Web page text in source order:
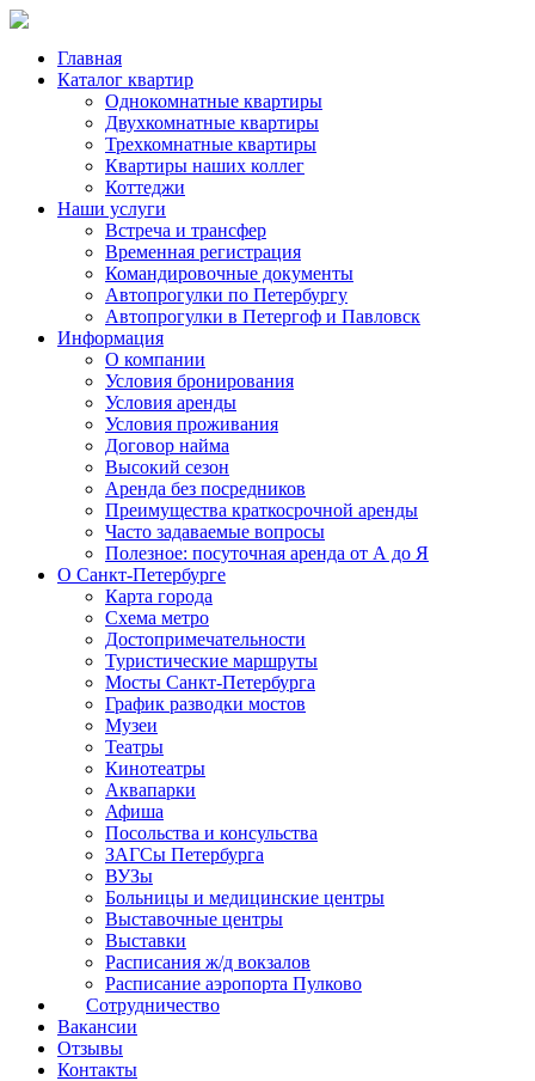
Главная
Каталог квартир
Однокомнатные квартиры
Двухкомнатные квартиры
Трехкомнатные квартиры
Квартиры наших коллег
Коттеджи
Наши услуги
Встреча и трансфер
Временная регистрация
Командировочные документы
Автопрогулки по Петербургу
Автопрогулки в Петергоф и Павловск
Информация
О компании
Условия бронирования
Условия аренды
Условия проживания
Договор найма
Высокий сезон
Аренда без посредников
Преимущества краткосрочной аренды
Часто задаваемые вопросы
Полезное: посуточная аренда от А до Я
О Санкт-Петербурге
Карта города
Схема метро
Достопримечательности
Туристические маршруты
Мосты Санкт-Петербурга
График разводки мостов
Музеи
Театры
Кинотеатры
Аквапарки
Афиша
Посольства и консульства
ЗАГСы Петербурга
ВУЗы
Больницы и медицинские центры
Выставочные центры
Выставки
Расписания ж/д вокзалов
Расписание аэропорта Пулково
Сотрудничество
Вакансии
Отзывы
Контакты